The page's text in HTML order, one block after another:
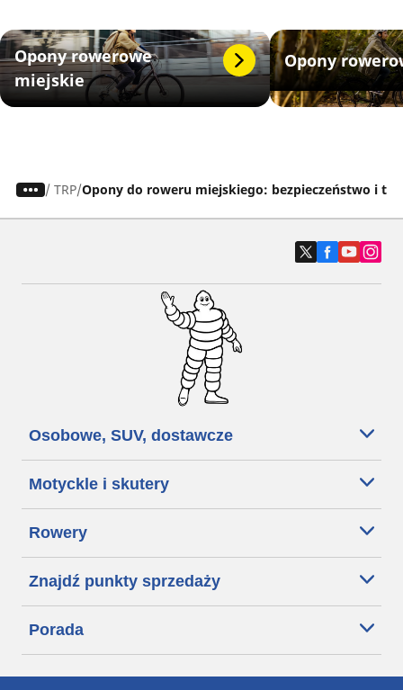
Opony rowerowe
miejskie
Opony
/ TRP Opony do roweru miejskiego: bezpieczeństwo i
Osobowe, SUV, dostawcze
Motyckle i skutery
Rowery
Znajdź punkty sprzedaży
Porada